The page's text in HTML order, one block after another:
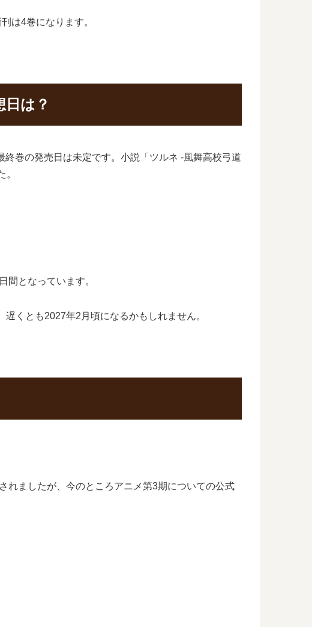
は4巻になります。
は？
巻の発売日は未定です。小説「ツルネ -風舞高校弓道
間となっています。
くとも2027年2月頃になるかもしれません。
れましたが、今のところアニメ第3期についての公式